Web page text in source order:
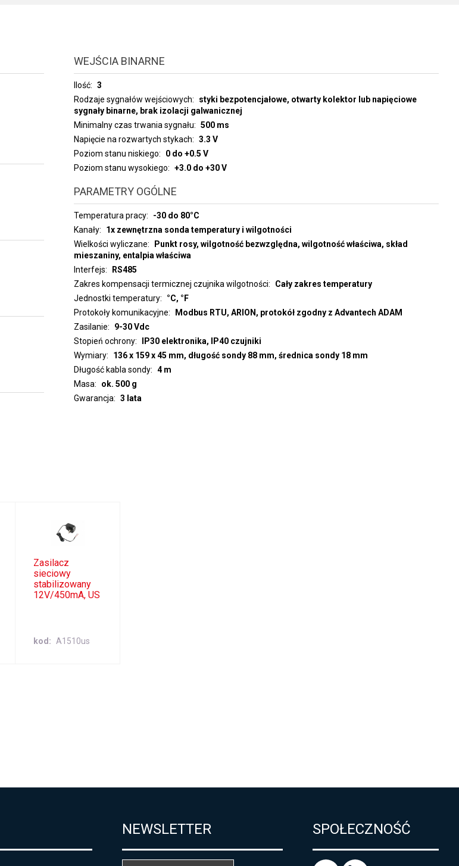
WEJŚCIA BINARNE
Ilość
3
Rodzaje sygnałów wejściowych
styki bezpotencjałowe, otwarty kolektor lub napięciowe
sygnały binarne, brak izolacji galwanicznej
Minimalny czas trwania sygnału
500 ms
Napięcie na rozwartych stykach
3.3 V
Poziom stanu niskiego
0 do +0.5 V
Poziom stanu wysokiego
+3.0 do +30 V
PARAMETRY OGÓLNE
Temperatura pracy
-30 do 80°C
Kanały
1x zewnętrzna sonda temperatury i wilgotności
Wielkości wyliczane
Punkt rosy, wilgotność bezwzględna, wilgotność właściwa, skład
mieszaniny, entalpia właściwa
Interfejs
RS485
Zakres kompensacji termicznej czujnika wilgotności
Cały zakres temperatury
Jednostki temperatury
°C, °F
Protokoły komunikacyjne
Modbus RTU, ARION, protokół zgodny z Advantech ADAM
Zasilanie
9-30 Vdc
Stopień ochrony
IP30 elektronika, IP40 czujniki
Wymiary
136 x 159 x 45 mm, długość sondy 88 mm, średnica sondy 18 mm
Długość kabla sondy
4 m
Masa
ok. 500 g
Gwarancja
3 lata
Zasilacz
sieciowy
stabilizowany
12V/450mA, US
kod A1510us
NEWSLETTER SPOŁECZNOŚĆ